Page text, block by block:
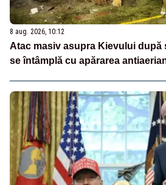
8 aug. 2026, 10:12
Atac masiv asupra Kievului după
se întâmplă cu apărarea